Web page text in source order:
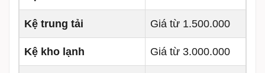
Kệ trung tải Giá từ 1.500.000
Kệ kho lạnh Giá từ 3.000.000